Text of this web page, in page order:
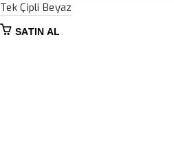
Tek Çipli Beyaz
SATIN AL